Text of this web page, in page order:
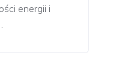
energii i